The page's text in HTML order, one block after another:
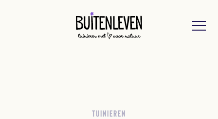
TUINIEREN